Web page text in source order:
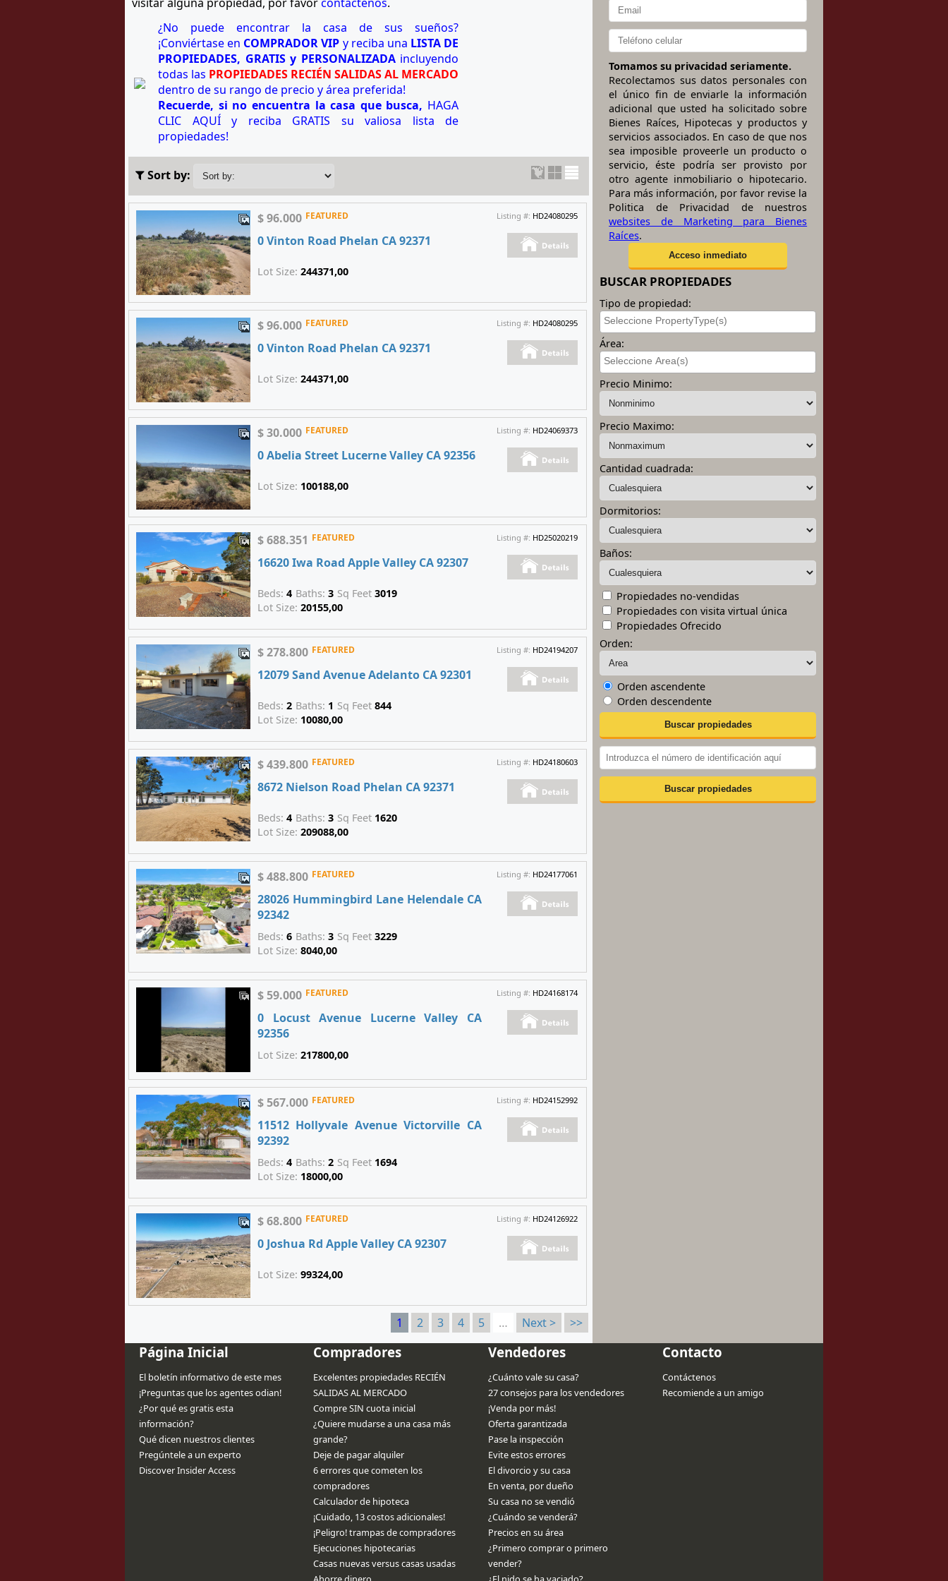
¿No puede encontrar la casa de sus sueños?
¡Conviértase en COMPRADOR VIP y reciba una LISTA DE
PROPIEDADES, GRATIS y PERSONALIZADAincluyendo
todas las PROPIEDADES RECIÉN SALIDAS AL MERCADO
dentro de su rango de precio y área preferida!
Recuerde, si no encuentra la casa que busca, HAGA
CLIC AQUÍ y reciba GRATIS su valiosa lista de
propiedades!
Sort by:
$ 96.000 FEATURED Listing #: HD24080295
0 Vinton Road Phelan CA 92371
Lot Size: 244371,00
$ 96.000 FEATURED Listing #: HD24080295
0 Vinton Road Phelan CA 92371
Lot Size: 244371,00
$ 30.000 FEATURED Listing #: HD24069373
0 Abelia Street Lucerne Valley CA 92356
Lot Size: 100188,00
$ 688.351 FEATURED Listing #: HD25020219
16620 Iwa Road Apple Valley CA 92307
Beds: 4 Baths: 3 Sq Feet 3019
Lot Size: 20155,00
$ 278.800 FEATURED Listing #: HD24194207
12079 Sand Avenue Adelanto CA 92301
Beds: 2 Baths: 1 Sq Feet 844
Lot Size: 10080,00
$ 439.800 FEATURED Listing #: HD24180603
8672 Nielson Road Phelan CA 92371
Beds: 4 Baths: 3 Sq Feet 1620
Lot Size: 209088,00
$ 488.800 FEATURED Listing #: HD24177061
28026 Hummingbird Lane Helendale CA
92342
Beds: 6 Baths: 3 Sq Feet 3229
Lot Size: 8040,00
$ 59.000 FEATURED Listing #: HD24168174
0 Locust Avenue Lucerne Valley CA
92356
Lot Size: 217800,00
$ 567.000 FEATURED Listing #: HD24152992
11512 Hollyvale Avenue Victorville CA
92392
Beds: 4 Baths: 2 Sq Feet 1694
Lot Size: 18000,00
$ 68.800 FEATURED Listing #: HD24126922
0 Joshua Rd Apple Valley CA 92307
Lot Size: 99324,00
1 2 3 4 5 … Next > >>
Tomamos su privacidad seriamente.
Recolectamos sus datos personales con
el único fin de enviarle la información
adicional que usted ha solicitado sobre
Bienes Raíces, Hipotecas y productos y
servicios associados. En caso de que nos
sea imposible proveerle un producto o
servicio, éste podría ser provisto por
otro agente inmobiliario o hipotecario.
Para más información, por favor revise la
Politica de Privacidad de nuestros
websites de Marketing para Bienes
Raíces.
BUSCAR PROPIEDADES
Tipo de propiedad:
Área:
Precio Minimo:
Precio Maximo:
Cantidad cuadrada:
Dormitorios:
Baños:
Propiedades no-vendidas
Propiedades con visita virtual única
Propiedades Ofrecido
Orden:
Orden ascendente
Orden descendente
Página Inicial
El boletín informativo de este mes
¡Preguntas que los agentes odian!
¿Por qué es gratis esta
información?
Qué dicen nuestros clientes
Pregúntele a un experto
Discover Insider Access
Compradores
Excelentes propiedades RECIÉN
SALIDAS AL MERCADO
Compre SIN cuota inicial
¿Quiere mudarse a una casa más
grande?
Deje de pagar alquiler
6 errores que cometen los
compradores
Calculador de hipoteca
¡Cuidado, 13 costos adicionales!
¡Peligro! trampas de compradores
Ejecuciones hipotecarias
Casas nuevas versus casas usadas
Vendedores
¿Cuánto vale su casa?
27 consejos para los vendedores
¡Venda por más!
Oferta garantizada
Pase la inspección
Evite estos errores
El divorcio y su casa
En venta, por dueño
Su casa no se vendió
¿Cuándo se venderá?
Precios en su área
¿Primero comprar o primero
vender?
Contacto
Contáctenos
Recomiende a un amigo